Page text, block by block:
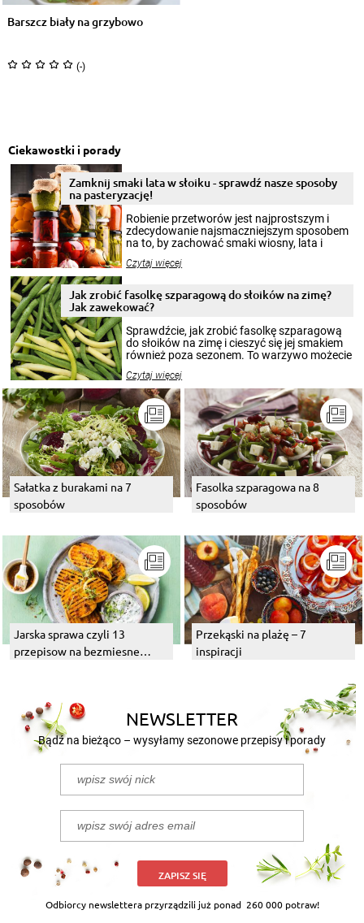
Barszcz biały na grzybowo
(-)
Ciekawostki i porady
Zamknij smaki lata w słoiku - sprawdź nasze sposoby
na pasteryzację!
Robienie przetworów jest najprostszym i
zdecydowanie najsmaczniejszym sposobem
na to, by zachować smaki wiosny, lata i
krajobrazów, by cieszyć nimi oko w sezonie
pełni poczuć atmosferę cieplejszych
miesięcy. Przygotowanie słoików ze
patenty, które pozwolą zachować świeżość
przetworów.
Czytaj więcej
Jak zrobić fasolkę szparagową do słoików na zimę?
Jak zawekować?
Sprawdźcie, jak zrobić fasolkę szparagową
do słoików na zimę i cieszyć się jej smakiem
również poza sezonem. To warzywo możecie
nasze propozycje!
Czytaj więcej
Sałatka z burakami na 7
sposobów
Fasolka szparagowa na 8
sposobów
Jarska sprawa czyli 13
przepisow na bezmiesne
Przekąski na plażę – 7
inspiracji
NEWSLETTER
Bądź na bieżąco – wysyłamy sezonowe przepisy i porady
ZAPISZ SIĘ
Odbiorcy newslettera przyrządzili już ponad 260 000 potraw!